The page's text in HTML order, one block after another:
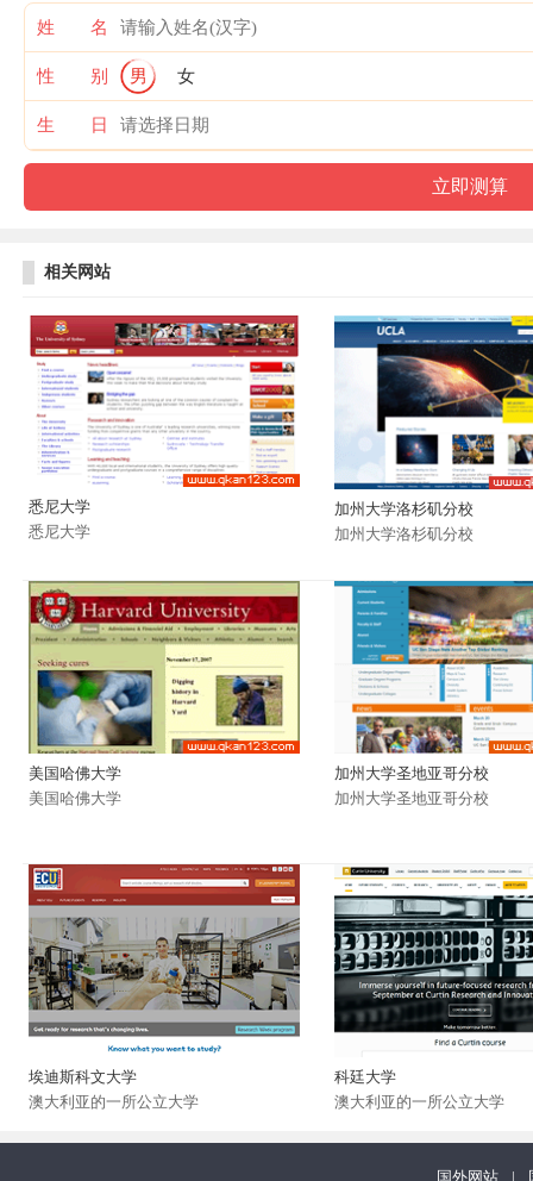
姓 名
性 别 男 女
生 日
相关网站
悉尼大学
悉尼大学
加州大学洛杉矶分校
加州大学洛杉矶分校
美国哈佛大学
美国哈佛大学
加州大学圣地亚哥分校
加州大学圣地亚哥分校
埃迪斯科文大学
澳大利亚的一所公立大学
科廷大学
澳大利亚的一所公立大学
国外网站 |